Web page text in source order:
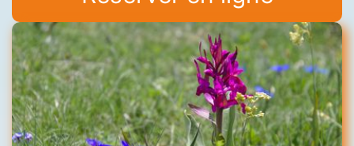
Menuires
-
Val
Thorens